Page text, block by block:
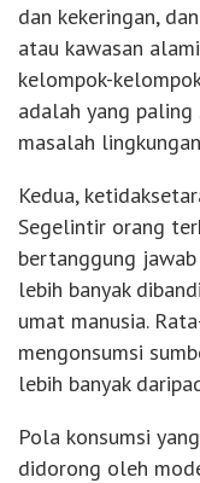
dan kekeringan,
atau kawasan
kelompok-
adalah yang
masalah
Kedua,
Segelintir orang
bertanggung
lebih banyak
umat manusia.
mengonsumsi
lebih banyak
Pola konsumsi
didorong oleh